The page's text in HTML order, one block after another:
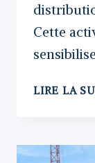
Cette
LIRE LA